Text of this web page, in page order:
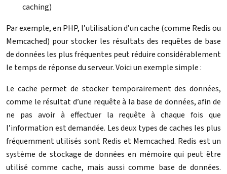
caching)
Par exemple, en PHP, l’utilisation d’un cache (comme Redis ou
Memcached) pour stocker les résultats des requêtes de base
de données les plus fréquentes peut réduire considérablement
le temps de réponse du serveur. Voici un exemple simple :
Le cache permet de stocker temporairement des données,
comme le résultat d’une requête à la base de données, afin de
ne pas avoir à effectuer la requête à chaque fois que
l’information est demandée. Les deux types de caches les plus
fréquemment utilisés sont Redis et Memcached. Redis est un
système de stockage de données en mémoire qui peut être
utilisé comme cache, mais aussi comme base de données.